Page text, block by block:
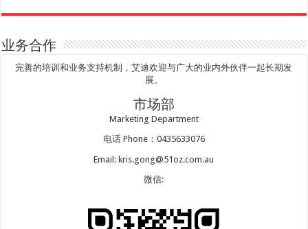
业务合作
完善的培训和业务支持机制，艾迪欢迎与广大的业内外伙伴一起长期发
展。
市场部
Marketing Department
电话 Phone：0435633076
Email: kris.gong@51oz.com.au
微信: